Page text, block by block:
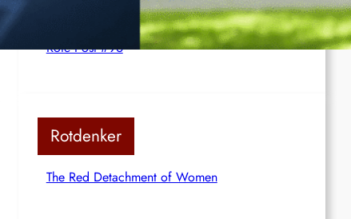
Rote Post #96
Rotdenker
The Red Detachment of Women